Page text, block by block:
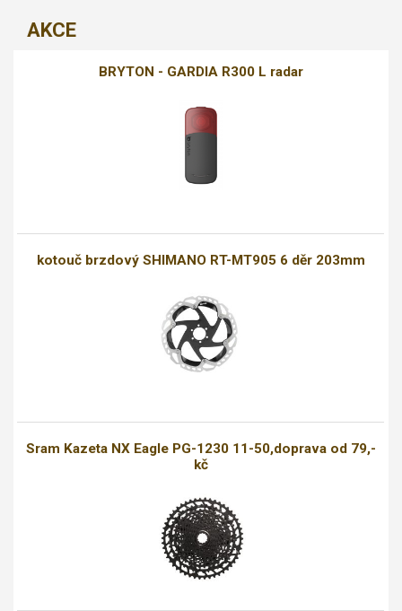
AKCE
BRYTON - GARDIA R300 L radar
kotouč brzdový SHIMANO RT-MT905 6 děr 203mm
Sram Kazeta NX Eagle PG-1230 11-50,doprava od 79,-
kč